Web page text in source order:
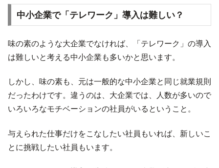
中小企業で「テレワーク」導入は難しい？
味の素のような大企業でなければ、「テレワーク」の導入
は難しいと考える中小企業も多いかと思います。
しかし、味の素も、元は一般的な中小企業と同じ就業規則
だったわけです。違うのは、大企業では、人数が多いので
いろいろなモチベーションの社員がいるということ。
与えられた仕事だけをこなしたい社員もいれば、新しいこ
とに挑戦したい社員もいます。